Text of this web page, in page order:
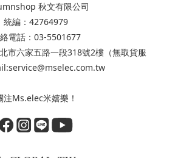
秋文有限公司
統編：42764979
電話：03-5501677
市六家五路一段318號2樓（無取貨服
注Ms.elec米嬉樂！